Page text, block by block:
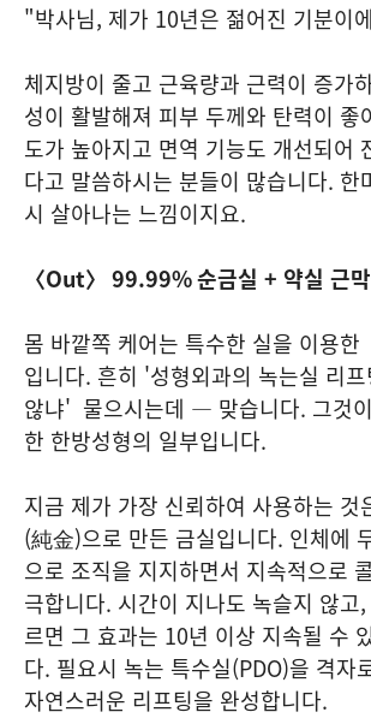
"박사님, 제가 10년은 젊어진 기분이
체지방이 줄고 근육량과 근력이 증가
성이 활발해져 피부 두께와 탄력이 좋
도가 높아지고 면역 기능도 개선되어
다고 말씀하시는 분들이 많습니다.
시 살아나는 느낌이지요.
〈Out〉 99.99% 순금실 + 약실 근
몸 바깥쪽 케어는 특수한 실을 이용
입니다. 흔히 '성형외과의 녹는실 리
않냐' 물으시는데 — 맞습니다. 그것
한 한방성형의 일부입니다.
지금 제가 가장 신뢰하여 사용하는
(純金)으로 만든 금실입니다. 인체에
으로 조직을 지지하면서 지속적으로
극합니다. 시간이 지나도 녹슬지 않고
르면 그 효과는 10년 이상 지속될 수
다. 필요시 녹는 특수실(PDO)을 격자
자연스러운 리프팅을 완성합니다.